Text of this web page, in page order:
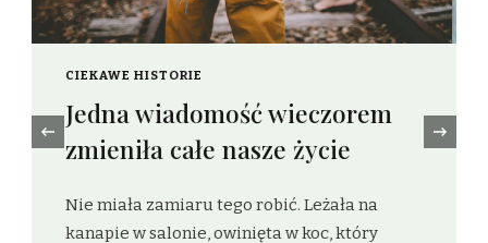
CIEKAWE HISTORIE
Algorytm na kawę z mlekiem
On stworzył profil w przypływie rozpaczy,
która nie była głośna, ale uporczywa, jak
szum lodówki w pustym mieszkaniu. Marek,